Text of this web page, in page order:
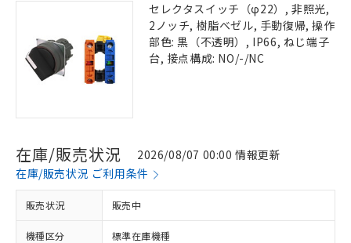
セレクタスイッチ（φ22）, 非照光,
2ノッチ, 樹脂ベゼル, 手動復帰, 操作
部色: 黒（不透明）, IP66, ねじ端子
台, 接点構成: NO/-/NC
在庫/販売状況
2026/08/07 00:00 情報更新
在庫/販売状況 ご利用条件
販売状況 販売中
機種区分 標準在庫機種